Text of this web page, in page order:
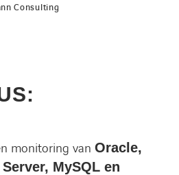
Consulting
monitoring van Oracle,
MySQL en